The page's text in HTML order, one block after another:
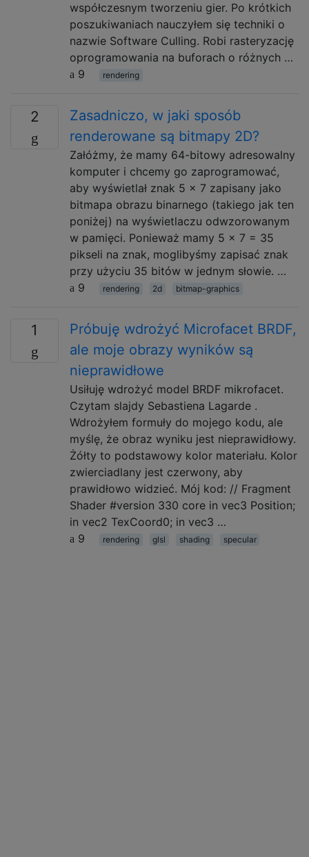
współczesnym tworzeniu gier. Po krótkich
poszukiwaniach nauczyłem się techniki o
nazwie Software Culling. Robi rasteryzację
oprogramowania na buforach o różnych …
9
rendering
2
Zasadniczo, w jaki sposób
renderowane są bitmapy 2D?
Załóżmy, że mamy 64-bitowy adresowalny
komputer i chcemy go zaprogramować,
aby wyświetlał znak 5 x 7 zapisany jako
bitmapa obrazu binarnego (takiego jak ten
poniżej) na wyświetlaczu odwzorowanym
w pamięci. Ponieważ mamy 5 x 7 = 35
pikseli na znak, moglibyśmy zapisać znak
przy użyciu 35 bitów w jednym słowie. …
9
rendering 2d bitmap-graphics
1
Próbuję wdrożyć Microfacet BRDF,
ale moje obrazy wyników są
nieprawidłowe
Usiłuję wdrożyć model BRDF mikrofacet.
Czytam slajdy Sebastiena Lagarde .
Wdrożyłem formuły do ​​mojego kodu, ale
myślę, że obraz wyniku jest nieprawidłowy.
Żółty to podstawowy kolor materiału. Kolor
zwierciadlany jest czerwony, aby
prawidłowo widzieć. Mój kod: // Fragment
Shader #version 330 core in vec3 Position;
in vec2 TexCoord0; in vec3 …
9
rendering glsl shading specular